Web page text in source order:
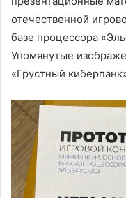
отечественной
базе процессора
Упомянутые
«Грустный